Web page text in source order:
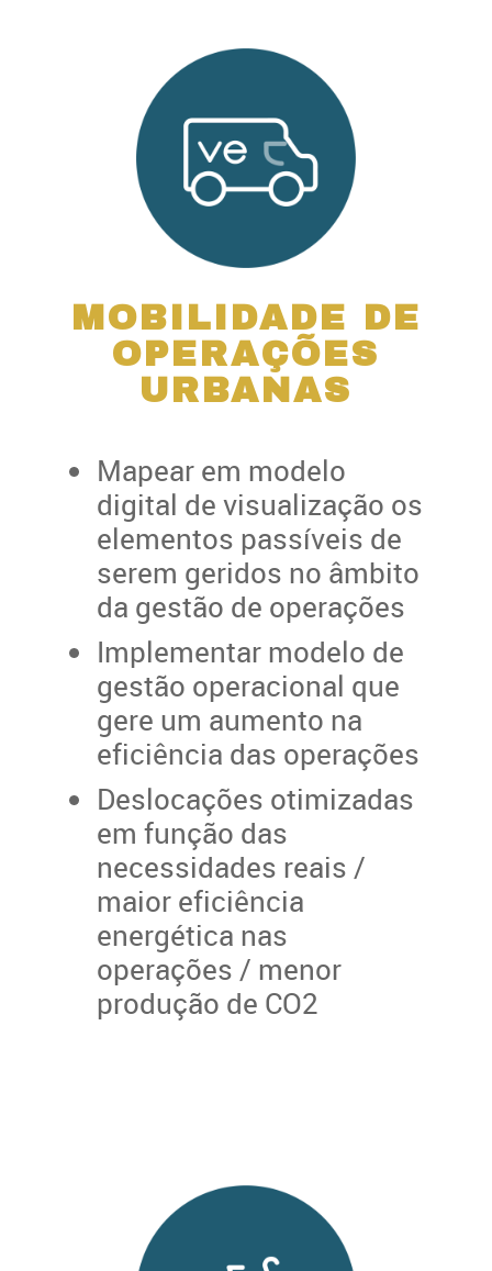
MOBILIDADE DE
OPERAÇÕES
URBANAS
Mapear em modelo
digital de visualização os
elementos passíveis de
serem geridos no âmbito
da gestão de operações
Implementar modelo de
gestão operacional que
gere um aumento na
eficiência das operações
Deslocações otimizadas
em função das
necessidades reais /
maior eficiência
energética nas
operações / menor
produção de CO2